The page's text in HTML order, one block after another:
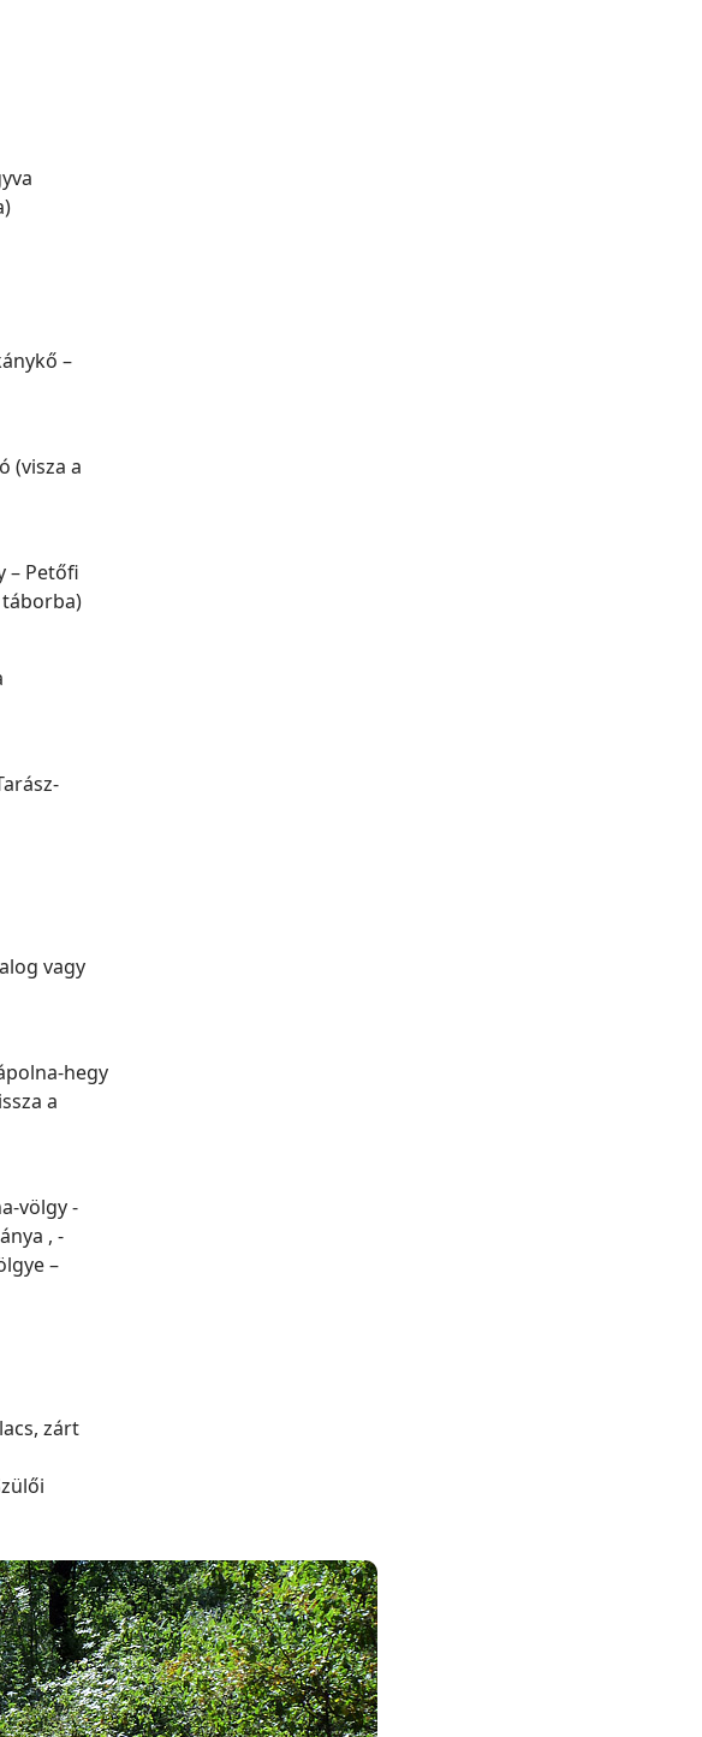
–
(visza a
– Petőfi
táborba)
vagy
hegy
a
völgy -
, -
–
zárt